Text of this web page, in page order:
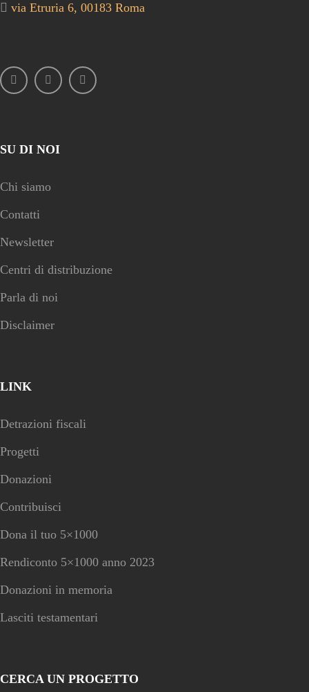
via Etruria 6, 00183 Roma
SU DI NOI
Chi siamo
Contatti
Newsletter
Centri di distribuzione
Parla di noi
Disclaimer
LINK
Detrazioni fiscali
Progetti
Donazioni
Contribuisci
Dona il tuo 5×1000
Rendiconto 5×1000 anno 2023
Donazioni in memoria
Lasciti testamentari
CERCA UN PROGETTO